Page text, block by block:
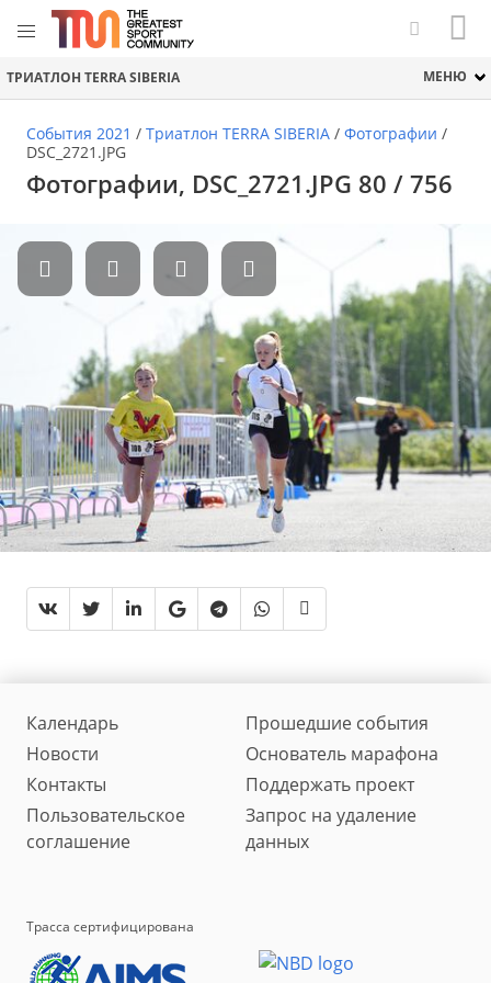
ТРИАТЛОН TERRA SIBERIA МЕНЮ
События 2021 / Триатлон TERRA SIBERIA / Фотографии /
DSC_2721.JPG
Фотографии, DSC_2721.JPG 80 / 756
Календарь
Прошедшие события
Новости
Основатель марафона
Контакты
Поддержать проект
Пользовательское
соглашение
Запрос на удаление
данных
Трасса сертифицирована